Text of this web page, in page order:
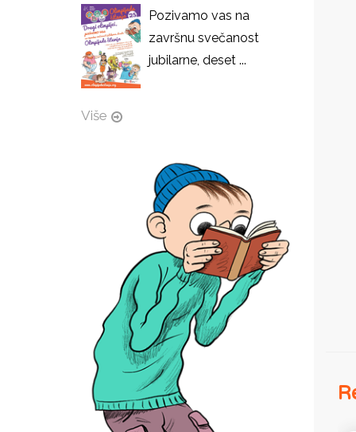
Pozivamo vas na
završnu svečanost
jubilarne, deset ...
Više